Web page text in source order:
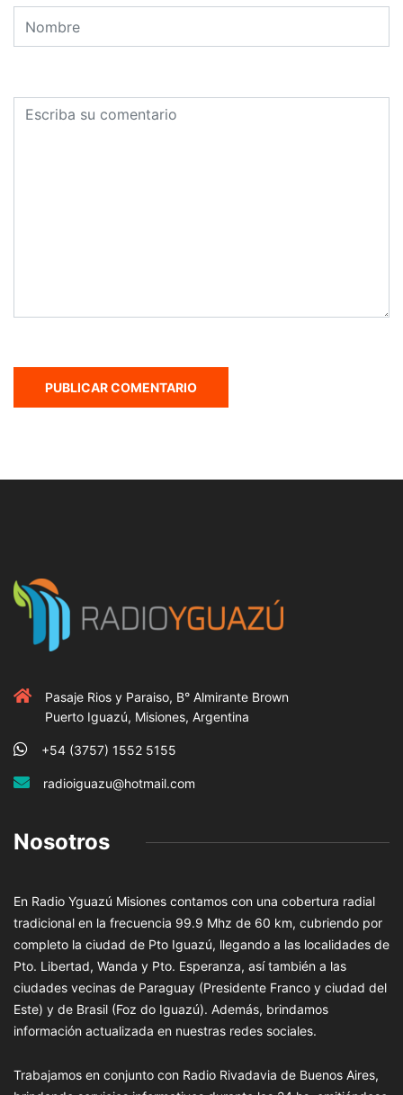
Pasaje Rios y Paraiso, B° Almirante Brown
Puerto Iguazú, Misiones, Argentina
+54 (3757) 1552 5155
radioiguazu@hotmail.com
Nosotros
En Radio Yguazú Misiones contamos con una cobertura radial
tradicional en la frecuencia 99.9 Mhz de 60 km, cubriendo por
completo la ciudad de Pto Iguazú, llegando a las localidades de
Pto. Libertad, Wanda y Pto. Esperanza, así también a las
ciudades vecinas de Paraguay (Presidente Franco y ciudad del
Este) y de Brasil (Foz do Iguazú). Además, brindamos
información actualizada en nuestras redes sociales.
Trabajamos en conjunto con Radio Rivadavia de Buenos Aires,